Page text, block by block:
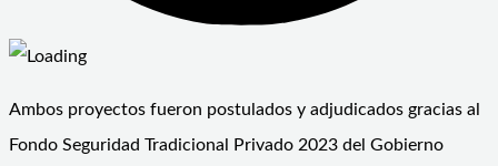
Ambos proyectos fueron postulados y adjudicados gracias al
Fondo Seguridad Tradicional Privado 2023 del Gobierno